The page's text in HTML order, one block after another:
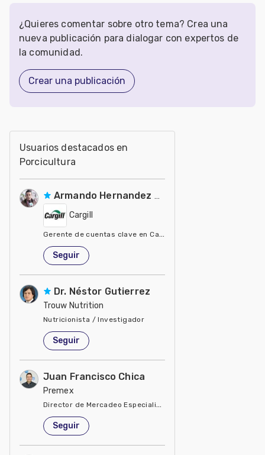
¿Quieres comentar sobre otro tema? Crea una
nueva publicación para dialogar con expertos de
la comunidad.
Crear una publicación
Usuarios destacados en
Porcicultura
Armando Hernandez Silva
Cargill
Gerente de cuentas clave en Cargill
Estados Unidos de América
Seguir
Dr. Néstor Gutierrez
Trouw Nutrition
Nutricionista / Investigador
Estados Unidos de América
Seguir
Juan Francisco Chica
Premex
Director de Mercadeo Especialidades
Estados Unidos de América
Seguir